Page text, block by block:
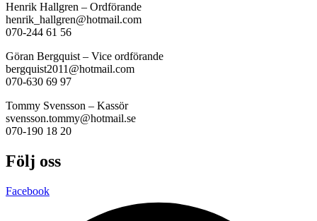
Henrik Hallgren – Ordförande
henrik_hallgren@hotmail.com
070-244 61 56
Göran Bergquist – Vice ordförande
bergquist2011@hotmail.com
070-630 69 97
Tommy Svensson – Kassör
svensson.tommy@hotmail.se
070-190 18 20
Följ oss
Facebook